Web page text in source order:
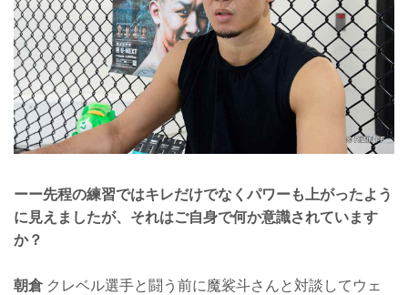
ーー先程の練習ではキレだけでなくパワーも上がったよう
に見えましたが、それはご自身で何か意識されています
か？
朝倉クレベル選手と闘う前に魔裟斗さんと対談してウェ